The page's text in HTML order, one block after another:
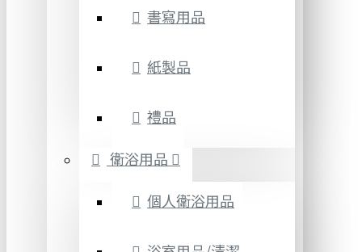
書寫用品
紙製品
禮品
衛浴用品
個人衛浴用品